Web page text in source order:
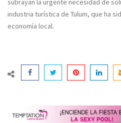
subrayan la urgente necesidad de
industria turística de Tulum, que ha
economía local.